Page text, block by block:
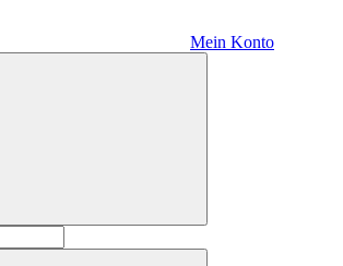
Mein Konto